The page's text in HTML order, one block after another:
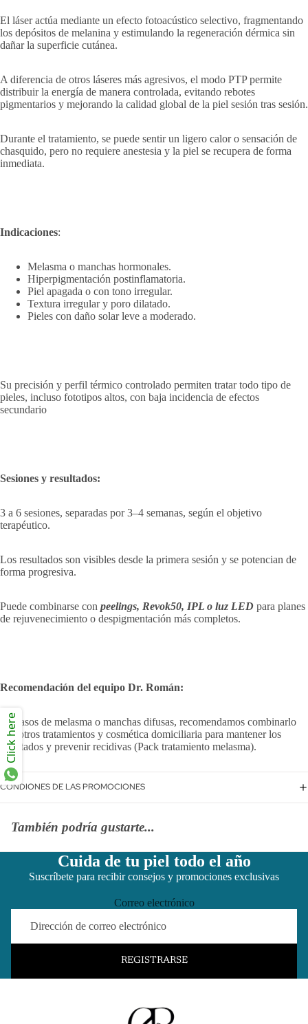
El láser actúa mediante un efecto fotoacústico selectivo, fragmentando
los depósitos de melanina y estimulando la regeneración dérmica sin
dañar la superficie cutánea.
A diferencia de otros láseres más agresivos, el modo PTP permite
distribuir la energía de manera controlada, evitando rebotes
pigmentarios y mejorando la calidad global de la piel sesión tras sesión.
Durante el tratamiento, se puede sentir un ligero calor o sensación de
chasquido, pero no requiere anestesia y la piel se recupera de forma
inmediata.
Indicaciones:
Melasma o manchas hormonales.
Hiperpigmentación postinflamatoria.
Piel apagada o con tono irregular.
Textura irregular y poro dilatado.
Pieles con daño solar leve a moderado.
Su precisión y perfil térmico controlado permiten tratar todo tipo de
pieles, incluso fototipos altos, con baja incidencia de efectos
secundario
Sesiones y resultados:
3 a 6 sesiones, separadas por 3–4 semanas, según el objetivo
terapéutico.
Los resultados son visibles desde la primera sesión y se potencian de
forma progresiva.
Puede combinarse con peelings, Revok50, IPL o luz LED para planes
de rejuvenecimiento o despigmentación más completos.
Recomendación del equipo Dr. Román:
En casos de melasma o manchas difusas, recomendamos combinarlo
con otros tratamientos y cosmética domiciliaria para mantener los
resultados y prevenir recidivas (Pack tratamiento melasma).
CONDIONES DE LAS PROMOCIONES
También podría gustarte...
Cuida de tu piel todo el año
Suscríbete para recibir consejos y promociones exclusivas
Correo electrónico
REGISTRARSE
Click here